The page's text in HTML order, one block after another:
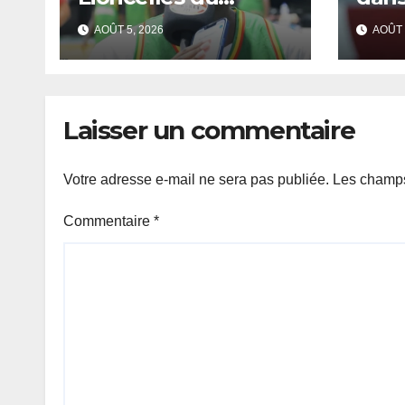
Sénégal défient le
Cameroun pour
leur entrée en lice
AOÛT 5, 2026 AOÛT
Laisser un commentaire
Votre adresse e-mail ne sera pas publiée. Les
Commentaire *